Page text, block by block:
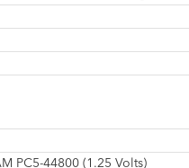
PC5-44800 (1.25 Volts)